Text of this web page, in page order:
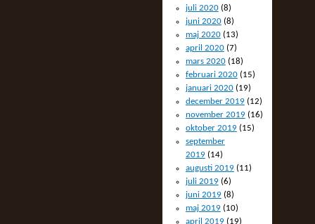
juli 2020(8)
juni 2020(8)
maj 2020(13)
april 2020(7)
mars 2020(18)
februari 2020(15)
januari 2020(19)
december 2019(12)
november 2019(16)
oktober 2019(15)
september
2019(14)
augusti 2019(11)
juli 2019(6)
juni 2019(8)
maj 2019(10)
april 2019(19)